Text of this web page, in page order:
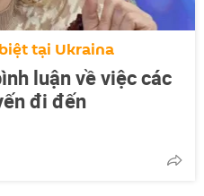
tại Ukraina
luận về việc các
đi đến